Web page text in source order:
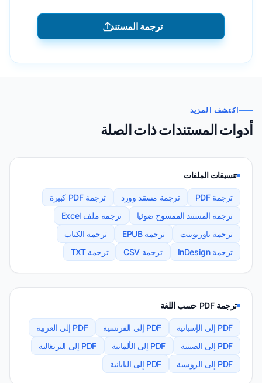
ترجمة المستند
اكتشف المزيد
أدوات المستندات ذات الصلة
تنسيقات الملفات
ترجمة PDF ترجمة مستند وورد
ترجمة PDF كبيرة
ترجمة المستند الممسوح ضوئيا
ترجمة ملف Excel
ترجمة باوربوينت
ترجمة EPUB
ترجمة الكتاب
ترجمة InDesign
ترجمة CSV ترجمة TXT
ترجمة PDF حسب اللغة
PDF إلى الإسبانية PDF إلى الفرنسية
PDF إلى العربية
PDF إلى الصينية
PDF إلى الألمانية
PDF إلى البرتغالية
PDF إلى الروسية
PDF إلى اليابانية